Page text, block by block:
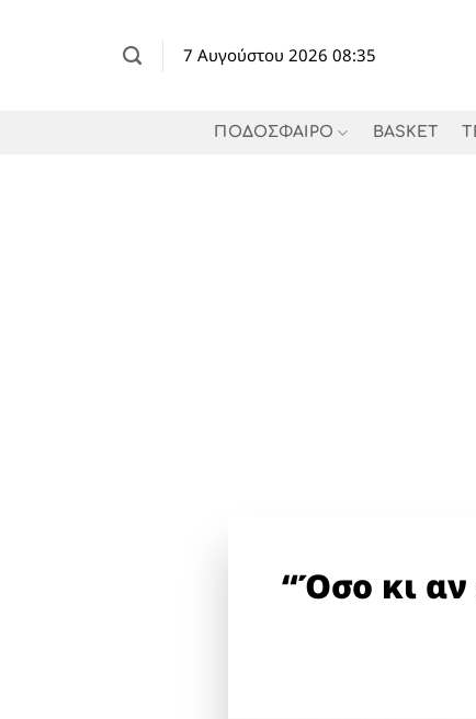
7 Αυγούστου 2026 08:35
ΠΟΔΟΣΦΑΙΡΟ BASKET
“Όσο κι αν